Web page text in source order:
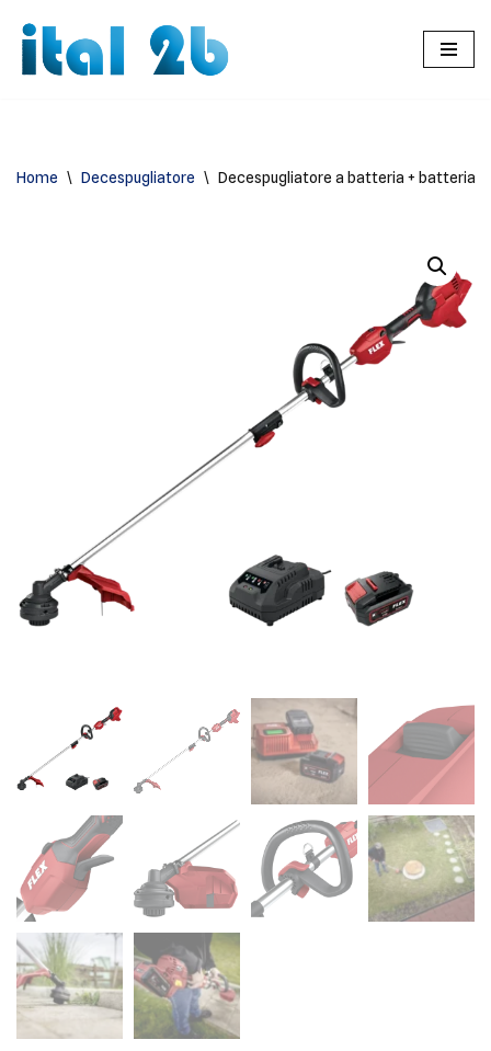
Vai
Home \ Decespugliatore \ Decespugliatore a batteria + batteria e